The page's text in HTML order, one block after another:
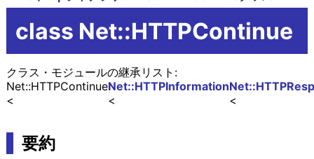
class Net::HTTPContinue
クラス・モジュールの継承リスト:
Net::HTTPInformation
Net::HTTPContinue
要約